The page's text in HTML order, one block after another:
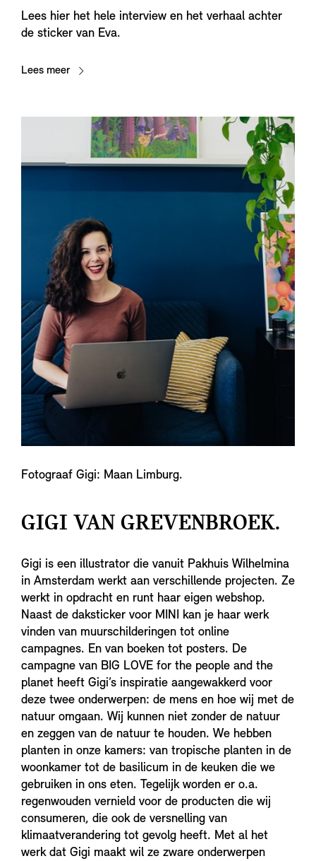
Lees hier het hele interview en het verhaal achter
de sticker van Eva.
Lees meer
Fotograaf Gigi: Maan Limburg.
GIGI VAN GREVENBROEK.
Gigi is een illustrator die vanuit Pakhuis Wilhelmina
in Amsterdam werkt aan verschillende projecten. Ze
werkt in opdracht en runt haar eigen webshop.
Naast de daksticker voor MINI kan je haar werk
vinden van muurschilderingen tot online
campagnes. En van boeken tot posters. De
campagne van BIG LOVE for the people and the
planet heeft Gigi’s inspiratie aangewakkerd voor
deze twee onderwerpen: de mens en hoe wij met de
natuur omgaan. Wij kunnen niet zonder de natuur
en zeggen van de natuur te houden. We hebben
planten in onze kamers: van tropische planten in de
woonkamer tot de basilicum in de keuken die we
gebruiken in ons eten. Tegelijk worden er o.a.
regenwouden vernield voor de producten die wij
consumeren, die ook de versnelling van
klimaatverandering tot gevolg heeft. Met al het
werk dat Gigi maakt wil ze zware onderwerpen